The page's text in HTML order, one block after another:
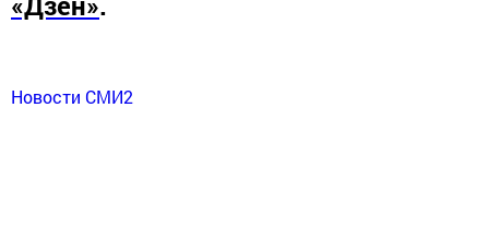
Новости СМИ2